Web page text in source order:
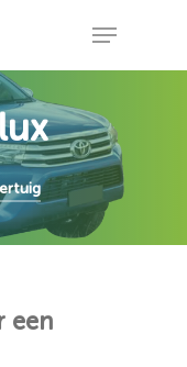
Menu
een
Close